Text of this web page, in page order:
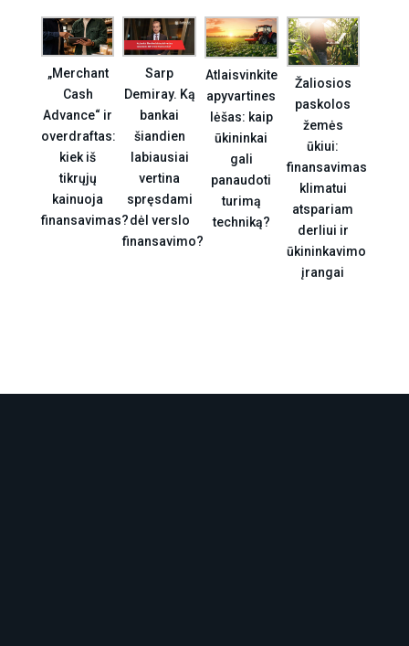
„Merchant
Cash
Advance“ ir
overdraftas:
kiek iš
tikrųjų
kainuoja
finansavimas?
Sarp
Demiray. Ką
bankai
šiandien
labiausiai
vertina
spręsdami
dėl verslo
finansavimo?
Atlaisvinkite
apyvartines
lėšas: kaip
ūkininkai
gali
panaudoti
turimą
techniką?
Žaliosios
paskolos
žemės
ūkiui:
finansavimas
klimatui
atspariam
derliui ir
ūkininkavimo
įrangai